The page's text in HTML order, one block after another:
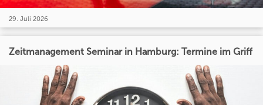
29. Juli 2026
Zeitmanagement Seminar in Hamburg: Termine im Griff